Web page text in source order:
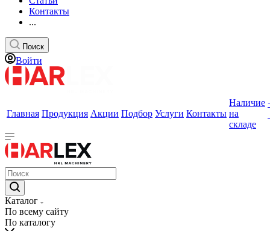
Контакты
...
Поиск
Войти
Главная Продукция Акции Подбор Услуги Контакты
Наличие
на
складе
Каталог
По всему сайту
По каталогу